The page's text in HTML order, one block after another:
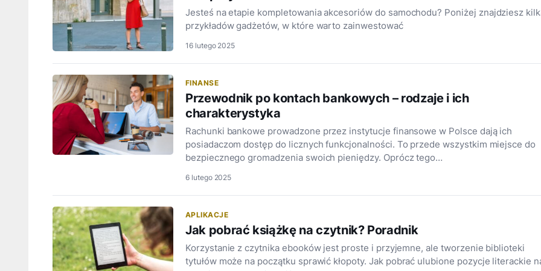
Jesteś na etapie kompletowania akcesoriów do samochodu? Poniżej znajdziesz
przykładów gadżetów, w które warto zainwestować
16 lutego 2025
FINANSE
Przewodnik po kontach bankowych – rodzaje i ich
charakterystyka
Rachunki bankowe prowadzone przez instytucje finansowe w Polsce dają ich
posiadaczom dostęp do licznych funkcjonalności. To przede wszystkim miejsce do
bezpiecznego gromadzenia swoich pieniędzy. Oprócz tego…
6 lutego 2025
APLIKACJE
Jak pobrać książkę na czytnik? Poradnik
Korzystanie z czytnika ebooków jest proste i przyjemne, ale tworzenie biblioteki
tytułów może na początku sprawić kłopoty. Jak pobrać ulubione pozycje literackie